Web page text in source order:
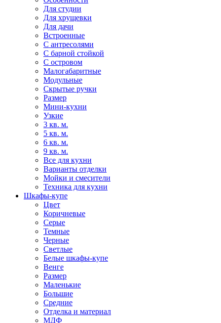
Для студии
Для хрущевки
Для дачи
Встроенные
С антресолями
С барной стойкой
С островом
Малогабаритные
Модульные
Скрытые ручки
Размер
Мини-кухни
Узкие
3 кв. м.
5 кв. м.
6 кв. м.
9 кв. м.
Все для кухни
Варианты отделки
Мойки и смесители
Техника для кухни
Шкафы-купе
Цвет
Коричневые
Серые
Темные
Черные
Светлые
Белые шкафы-купе
Венге
Размер
Маленькие
Большие
Средние
Отделка и материал
МДФ